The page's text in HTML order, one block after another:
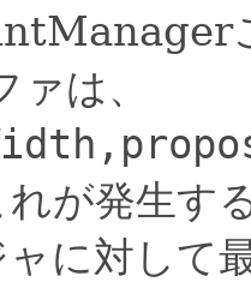
ァは、
が発生す
ャに対し